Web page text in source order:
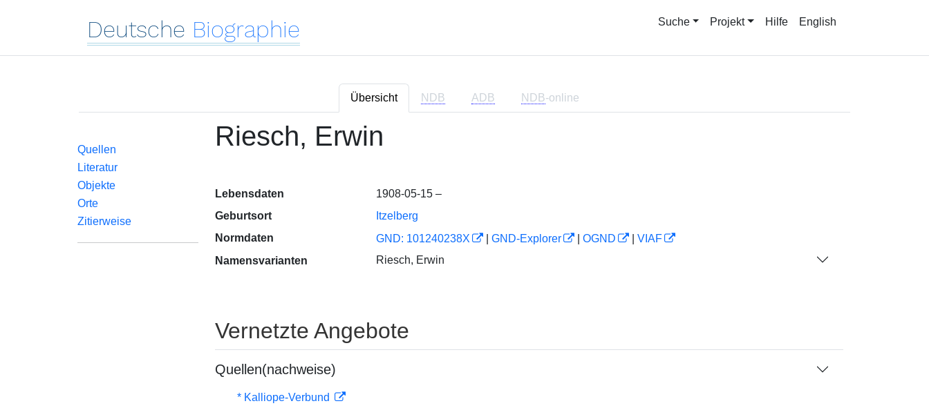
Deutsche Biographie Suche Projekt Hilfe English
Übersicht NDB ADB NDB-online
Quellen
Literatur
Objekte
Orte
Zitierweise
Riesch, Erwin
Lebensdaten
1908-05-15 –
Geburtsort
Itzelberg
Normdaten
GND: 101240238X GND-Explorer OGND
VIAF
Namensvarianten
Riesch, Erwin
Vernetzte Angebote
Quellen(nachweise)
* Kalliope-Verbund